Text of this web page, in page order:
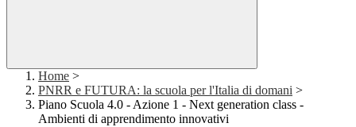
Home >
PNRR e FUTURA: la scuola per l'Italia di domani >
Piano Scuola 4.0 - Azione 1 - Next generation class -
Ambienti di apprendimento innovativi